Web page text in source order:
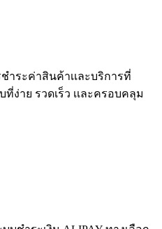
ำระค่าสินค้าเเละบริการที่
ง่าย รวดเร็ว เเละครอบคลุม